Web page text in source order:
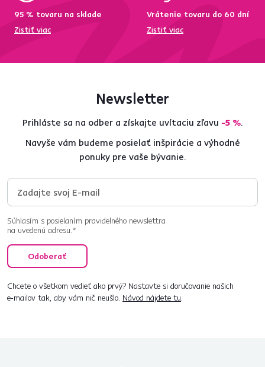
95 % tovaru na sklade
Zistiť viac
Vrátenie tovaru do 60 dní
Zistiť viac
Newsletter
Prihláste sa na odber a získajte uvítaciu zľavu -5 %.
Navyše vám budeme posielať inšpirácie a výhodné
ponuky pre vaše bývanie.
Súhlasím s posielaním pravidelného newslettra
na uvedenú adresu.*
Odoberať
Chcete o všetkom vedieť ako prvý? Nastavte si doručovanie našich
e‑mailov tak, aby vám nič neušlo. Návod nájdete tu.